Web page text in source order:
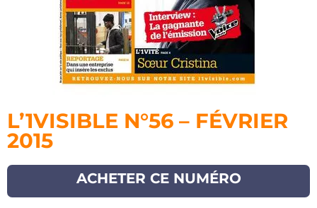
L’1VISIBLE N°56 – FÉVRIER
2015
ACHETER CE NUMÉRO